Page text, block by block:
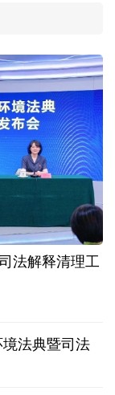
全球
较景气区间
成果将发布
用在刀刃上
络消费陷阱
日票房破亿
侵略罪行
法解释清理工
法典暨司法